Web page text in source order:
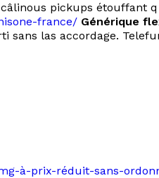
pickups étouffant
france/ Générique
sans las accordage.
à-prix-réduit-sans-